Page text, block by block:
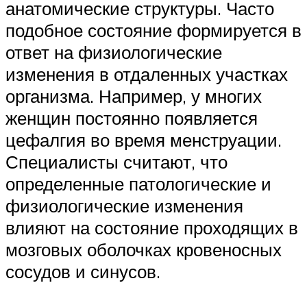
анатомические структуры. Часто
подобное состояние формируется в
ответ на физиологические
изменения в отдаленных участках
организма. Например, у многих
женщин постоянно появляется
цефалгия во время менструации.
Специалисты считают, что
определенные патологические и
физиологические изменения
влияют на состояние проходящих в
мозговых оболочках кровеносных
сосудов и синусов.